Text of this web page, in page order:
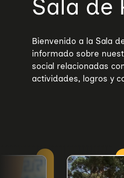
Sala de
Bienvenido a la Sala
informado sobre
social relacionadas
actividades, logros y